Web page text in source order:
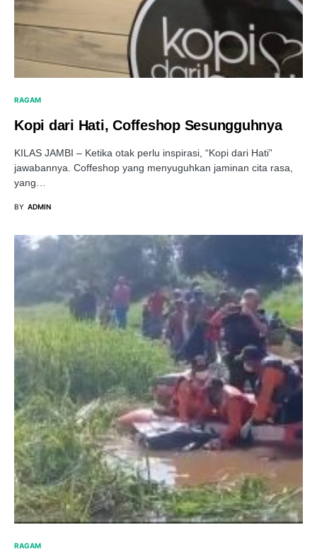
RAGAM
Kopi dari Hati, Coffeshop Sesungguhnya
KILAS JAMBI – Ketika otak perlu inspirasi, “Kopi dari Hati”
jawabannya. Coffeshop yang menyuguhkan jaminan cita rasa,
yang…
BY ADMIN
RAGAM